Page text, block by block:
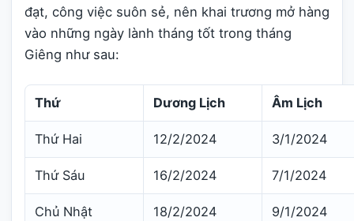
đạt, công việc suôn sẻ, nên khai trương mở hàng
vào những ngày lành tháng tốt trong tháng
Giêng như sau:
Thứ Dương Lịch Âm Lịch
Thứ Hai 12/2/2024 3/1/2024
Thứ Sáu 16/2/2024 7/1/2024
Chủ Nhật 18/2/2024 9/1/2024